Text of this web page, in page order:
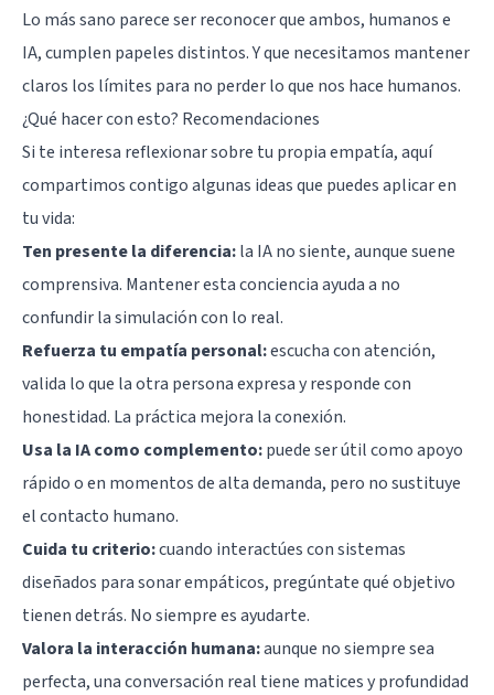
Lo más sano parece ser reconocer que ambos, humanos e
IA, cumplen papeles distintos. Y que necesitamos mantener
claros los límites para no perder lo que nos hace humanos.
¿Qué hacer con esto? Recomendaciones
Si te interesa reflexionar sobre tu propia empatía, aquí
compartimos contigo algunas ideas que puedes aplicar en
tu vida:
Ten presente la diferencia:la IA no siente, aunque suene
comprensiva. Mantener esta conciencia ayuda a no
confundir la simulación con lo real.
Refuerza tu empatía personal:escucha con atención,
valida lo que la otra persona expresa y responde con
honestidad. La práctica mejora la conexión.
Usa la IA como complemento:puede ser útil como apoyo
rápido o en momentos de alta demanda, pero no sustituye
el contacto humano.
Cuida tu criterio:cuando interactúes con sistemas
diseñados para sonar empáticos, pregúntate qué objetivo
tienen detrás. No siempre es ayudarte.
Valora la interacción humana:aunque no siempre sea
perfecta, una conversación real tiene matices y profundidad